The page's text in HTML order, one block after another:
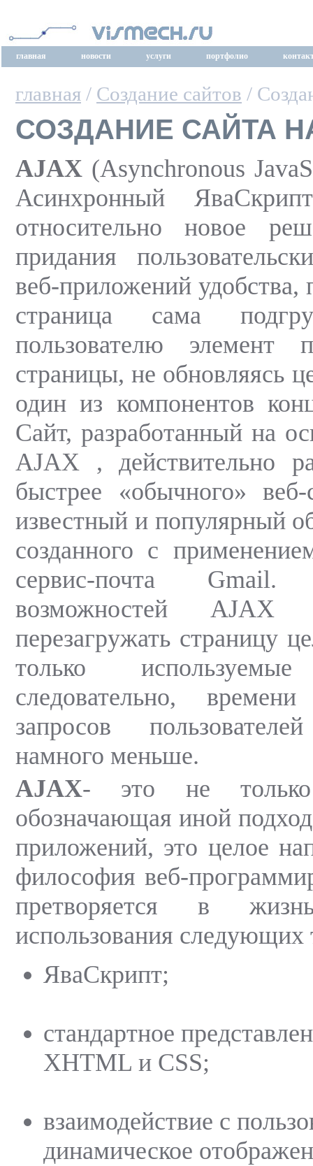
главная новости услуги портфолио
главная / Создание сайтов /
СОЗДАНИЕ САЙТА
AJAX (Asynchronous
Асинхронный
относительно новое
придания
веб-приложений удобства,
страница сама
пользователю элемент
страницы, не обновляясь
один из компонентов
Сайт, разработанный на
AJAX , действительно
быстрее «обычного»
известный и популярный
созданного с
сервис-почта Gmail.
возможностей AJAX
перезагружать страницу
только
следовательно,
запросов
намного меньше.
AJAX- это не только
обозначающая иной
приложений, это целое
философия веб-
претворяется в
использования следующих
ЯваСкрипт;
стандартное
XHTML и CSS;
взаимодействие с
динамическое